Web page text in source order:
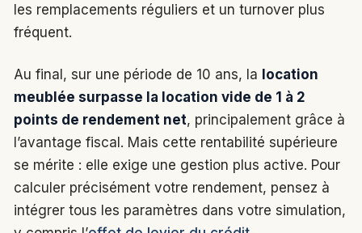
les remplacements réguliers et un turnover plus
fréquent.
Au final, sur une période de 10 ans, la location
meublée surpasse la location vide de 1 à 2
points de rendement net, principalement grâce à
l’avantage fiscal. Mais cette rentabilité supérieure
se mérite : elle exige une gestion plus active. Pour
calculer précisément votre rendement, pensez à
intégrer tous les paramètres dans votre simulation,